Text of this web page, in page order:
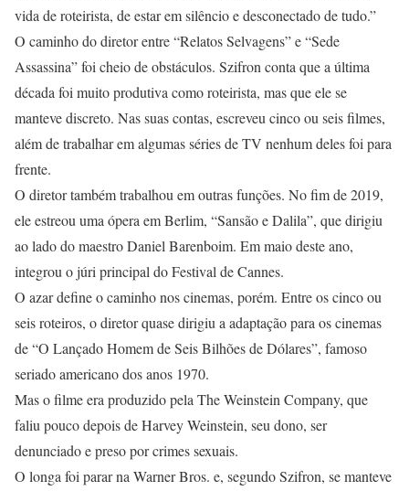
vida de roteirista, de estar em silêncio e desconectado de tudo.”
O caminho do diretor entre “Relatos Selvagens” e “Sede
Assassina” foi cheio de obstáculos. Szifron conta que a última
década foi muito produtiva como roteirista, mas que ele se
manteve discreto. Nas suas contas, escreveu cinco ou seis filmes,
além de trabalhar em algumas séries de TV nenhum deles foi para
frente.
O diretor também trabalhou em outras funções. No fim de 2019,
ele estreou uma ópera em Berlim, “Sansão e Dalila”, que dirigiu
ao lado do maestro Daniel Barenboim. Em maio deste ano,
integrou o júri principal do Festival de Cannes.
O azar define o caminho nos cinemas, porém. Entre os cinco ou
seis roteiros, o diretor quase dirigiu a adaptação para os cinemas
de “O Lançado Homem de Seis Bilhões de Dólares”, famoso
seriado americano dos anos 1970.
Mas o filme era produzido pela The Weinstein Company, que
faliu pouco depois de Harvey Weinstein, seu dono, ser
denunciado e preso por crimes sexuais.
O longa foi parar na Warner Bros. e, segundo Szifron, se manteve